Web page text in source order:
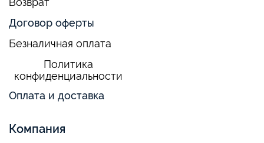
Договор оферты
Безналичная оплата
Политика
конфиденциальности
Оплата и доставка
Компания